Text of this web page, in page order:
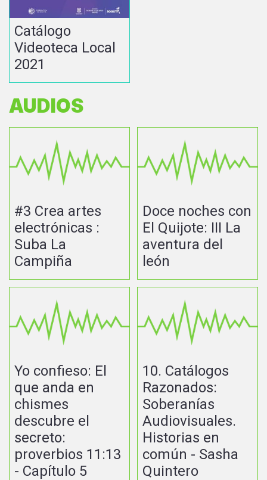
Catálogo
Videoteca Local
2021
AUDIOS
#3 Crea artes
electrónicas :
Suba La
Campiña
Doce noches con
El Quijote: III La
aventura del
león
Yo confieso: El
que anda en
chismes
descubre el
secreto:
proverbios 11:13
- Capítulo 5
10. Catálogos
Razonados:
Soberanías
Audiovisuales.
Historias en
común - Sasha
Quintero